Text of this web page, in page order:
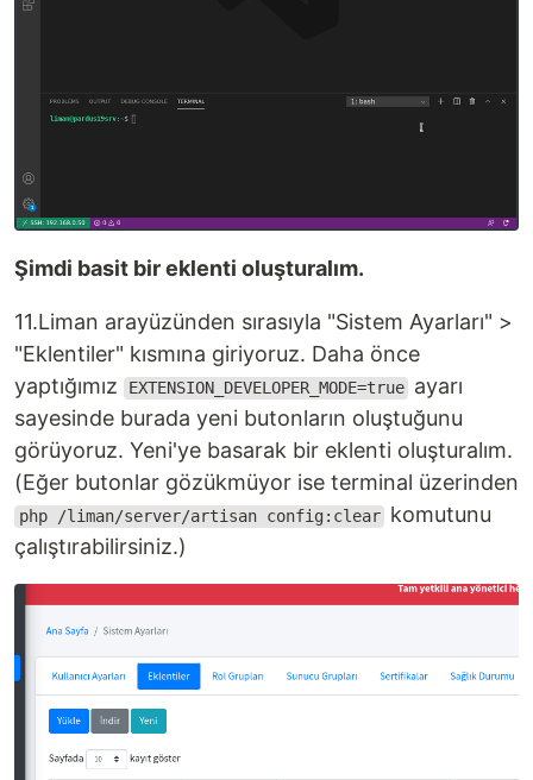
Şimdi basit bir eklenti oluşturalım.
11.Liman arayüzünden sırasıyla "Sistem Ayarları" >
"Eklentiler" kısmına giriyoruz. Daha önce
yaptığımız
EXTENSION_DEVELOPER_MODE=true ayarı
sayesinde burada yeni butonların oluştuğunu
görüyoruz. Yeni'ye basarak bir eklenti oluşturalım.
(Eğer butonlar gözükmüyor ise terminal üzerinden
php /liman/server/artisan config:clear komutunu
çalıştırabilirsiniz.)